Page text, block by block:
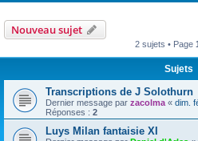
Nouveau sujet
2 sujets • Page
Sujets
Transcriptions de J Solothurn
Dernier message par zacolma « dim.
Réponses : 2
Luys Milan fantaisie XI